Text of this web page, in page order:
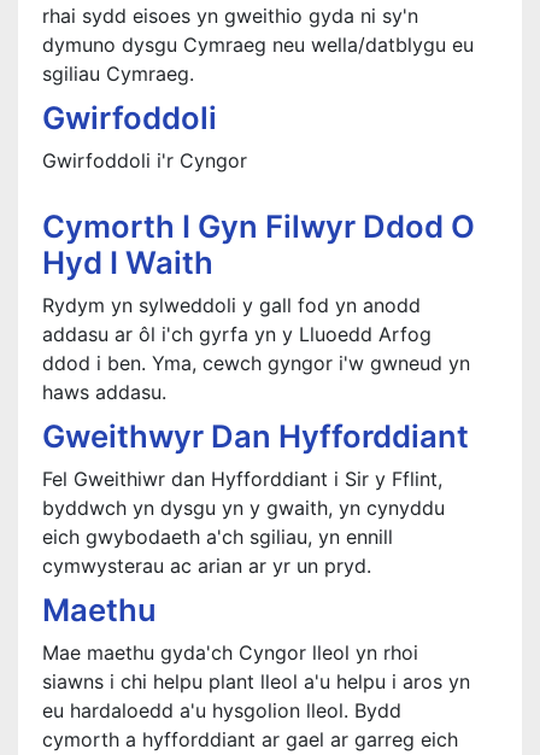
rhai sydd eisoes yn gweithio gyda ni sy'n
dymuno dysgu Cymraeg neu wella/datblygu eu
sgiliau Cymraeg.
Gwirfoddoli
Gwirfoddoli i'r Cyngor
Cymorth I Gyn Filwyr Ddod O
Hyd I Waith
Rydym yn sylweddoli y gall fod yn anodd
addasu ar ôl i'ch gyrfa yn y Lluoedd Arfog
ddod i ben. Yma, cewch gyngor i'w gwneud yn
haws addasu.
Gweithwyr Dan Hyfforddiant
Fel Gweithiwr dan Hyfforddiant i Sir y Fflint,
byddwch yn dysgu yn y gwaith, yn cynyddu
eich gwybodaeth a'ch sgiliau, yn ennill
cymwysterau ac arian ar yr un pryd.
Maethu
Mae maethu gyda'ch Cyngor lleol yn rhoi
siawns i chi helpu plant lleol a'u helpu i aros yn
eu hardaloedd a'u hysgolion lleol. Bydd
cymorth a hyfforddiant ar gael ar garreg eich